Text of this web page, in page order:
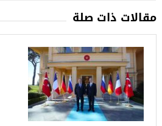
مقالات ذات صلة